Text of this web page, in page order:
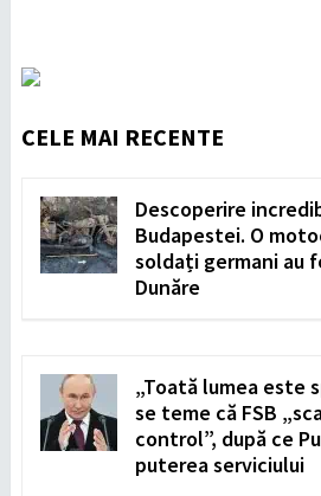
CELE MAI RECENTE
Descoperire
Budapestei. O
soldați germani au
Dunăre
„Toată lumea este
se teme că FSB
control”, după ce
puterea serviciului